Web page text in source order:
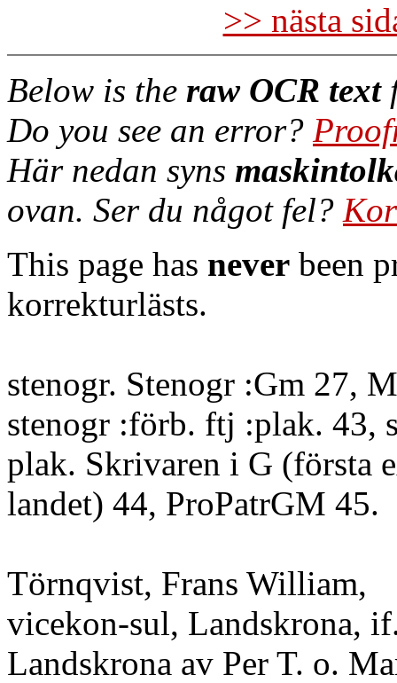
>> nästa
Below is the raw OCR text
Do you see an error?
Här nedan syns
ovan. Ser du något fel?
This page has never been
korrekturlästs.
stenogr. Stenogr :Gm 27,
stenogr :förb. ftj :plak. 43,
plak. Skrivaren i G (första
landet) 44, ProPatrGM 45.
Törnqvist, Frans William,
vicekon-sul, Landskrona,
Landskrona av Per T. o.